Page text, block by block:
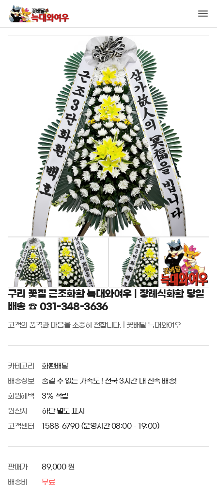
구리 꽃집 근조화환 늑대와여우 | 장례식화환 당일
배송 ☎ 031-348-3636
고객의 품격과 마음을 소중히 전합니다. | 꽃배달 늑대와여우
카테고리 화환배달
배송정보 숨길 수 없는 가속도 ! 전국 3시간 내 신속 배송!
회원혜택 3% 적립
원산지 하단 별도 표시
고객센터 1588-6790 (운영시간 08:00 - 19:00)
판매가 89,000 원
배송비 무료